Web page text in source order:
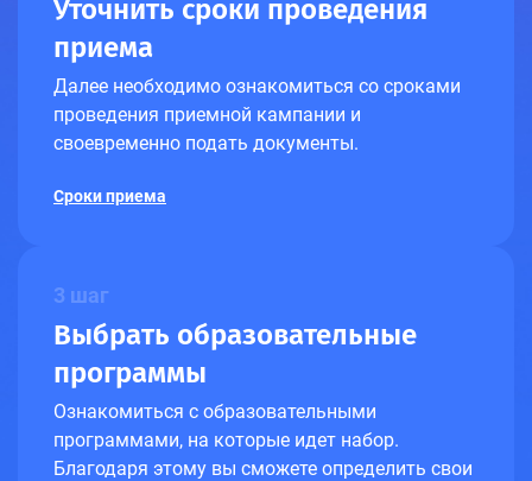
Уточнить сроки проведения
приема
Далее необходимо ознакомиться со сроками
проведения приемной кампании и
своевременно подать документы.
Сроки приема
3 шаг
Выбрать образовательные
программы
Ознакомиться с образовательными
программами, на которые идет набор.
Благодаря этому вы сможете определить свои